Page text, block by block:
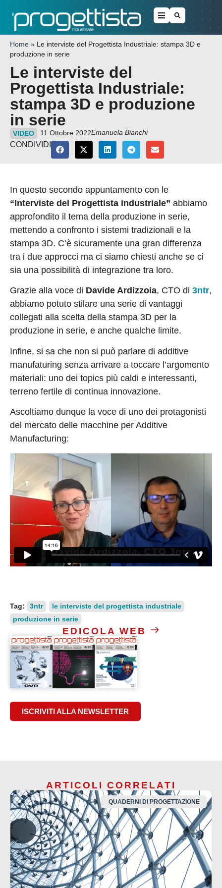
Home » Le interviste del Progettista Industriale: stampa 3D e
produzione in serie
Le interviste del
Progettista Industriale:
stampa 3D e produzione
in serie
VIDEO 11 Ottobre 2022Emanuela Bianchi
CONDIVIDI
In questo secondo appuntamento con le
“Interviste del Progettista industriale” abbiamo
approfondito il tema della produzione in serie,
mettendo a confronto i sistemi tradizionali e la
stampa 3D. C’è sicuramente una gran differenza
tra i due approcci ma ci siamo chiesti anche se ci
sia una possibilità di integrazione tra loro.
Grazie alla voce di Davide Ardizzoia, CTO di 3ntr,
abbiamo potuto stilare una serie di vantaggi
collegati alla scelta della stampa 3D per la
produzione in serie, e anche qualche limite.
Infine, si sa che non si può parlare di additive
manufaturing senza arrivare a toccare l’argomento
materiali: uno dei topics più caldi e interessanti,
terreno fertile di continua innovazione.
Ascoltiamo dunque la voce di uno dei protagonisti
del mercato delle macchine per Additive
Manufacturing:
Tag: 3ntr
le interviste del progettista industriale
produzione in serie
EDICOLA WEB
ISCRIVITI ALLA NEWSLETTER
ARTICOLI CORRELATI
QUADERNI DI PROGETTAZIONE